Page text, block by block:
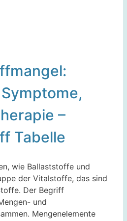
–
Tabelle
wie Ballaststoffe und
der Vitalstoffe, das sind
Der Begriff
und
Mengenelemente